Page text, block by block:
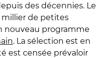
des décennies. Le
de petites
nouveau programme
. La sélection est en
est censée prévaloir